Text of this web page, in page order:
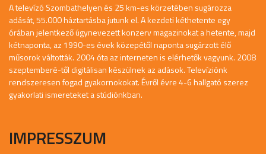
A televízó Szombathelyen és 25 km-es körzetében sugározza
adását, 55.000 háztartásba jutunk el. A kezdeti kéthetente egy
órában jelentkező úgynevezett konzerv magazinokat a hetente, majd
kétnaponta, az 1990-es évek közepétől naponta sugárzott élő
műsorok váltották. 2004 óta az interneten is elérhetők vagyunk. 2008
szeptemberé-től digitálisan készülnek az adások. Televíziónk
rendszeresen fogad gyakornokokat. Évről évre 4-6 hallgató szerez
gyakorlati ismereteket a stúdiónkban.
IMPRESSZUM